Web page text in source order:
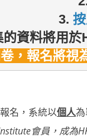
3.
資料將用於
，報名將視
名，系統以個人
會員，成為